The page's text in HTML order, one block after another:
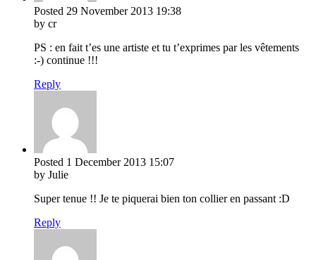
Posted 29 November 2013 19:38
by cr
PS : en fait t’es une artiste et tu t’exprimes par les vêtements
:-) continue !!!
Reply
Posted 1 December 2013 15:07
by Julie
Super tenue !! Je te piquerai bien ton collier en passant :D
Reply